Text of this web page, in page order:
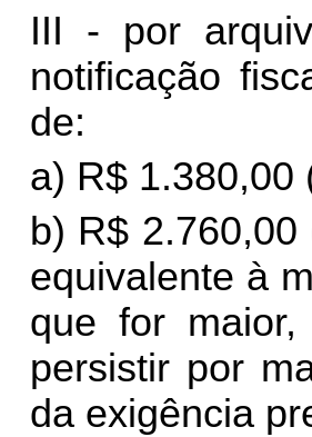
III - por
notificação
de:
a) R$ 1.380,00
b) R$
equivalente à
que for maior,
persistir por
da exigência